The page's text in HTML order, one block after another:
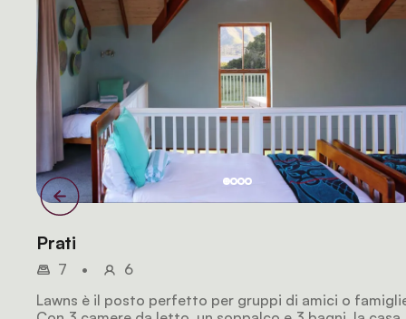
Prati
7 •
6
Lawns è il posto perfetto per gruppi di amici o